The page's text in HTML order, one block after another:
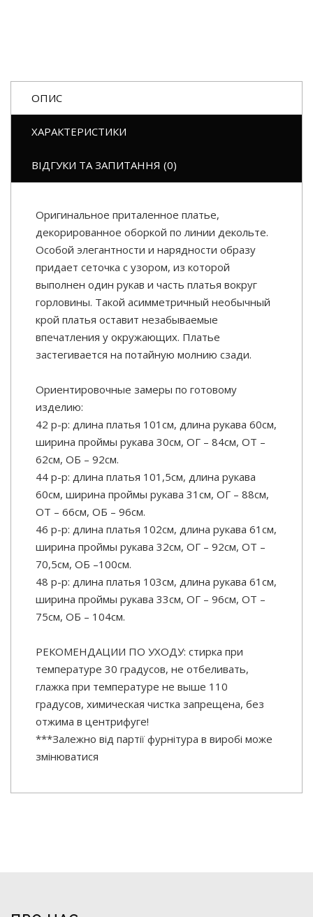
ОПИС
ХАРАКТЕРИСТИКИ
ВІДГУКИ ТА ЗАПИТАННЯ (0)
Оригинальное приталенное платье,
декорированное оборкой по линии декольте.
Особой элегантности и нарядности образу
придает сеточка с узором, из которой
выполнен один рукав и часть платья вокруг
горловины. Такой асимметричный необычный
крой платья оставит незабываемые
впечатления у окружающих. Платье
застегивается на потайную молнию сзади.
Ориентировочные замеры по готовому
изделию:
42 р-р: длина платья 101см, длина рукава 60см,
ширина проймы рукава 30см, ОГ – 84см, ОТ –
62см, ОБ – 92см.
44 р-р: длина платья 101,5см, длина рукава
60см, ширина проймы рукава 31см, ОГ – 88см,
ОТ – 66см, ОБ – 96см.
46 р-р: длина платья 102см, длина рукава 61см,
ширина проймы рукава 32см, ОГ – 92см, ОТ –
70,5см, ОБ –100см.
48 р-р: длина платья 103см, длина рукава 61см,
ширина проймы рукава 33см, ОГ – 96см, ОТ –
75см, ОБ – 104см.
РЕКОМЕНДАЦИИ ПО УХОДУ: стирка при
температуре 30 градусов, не отбеливать,
глажка при температуре не выше 110
градусов, химическая чистка запрещена, без
отжима в центрифуге!
***Залежно від партії фурнітура в виробі може
змінюватися